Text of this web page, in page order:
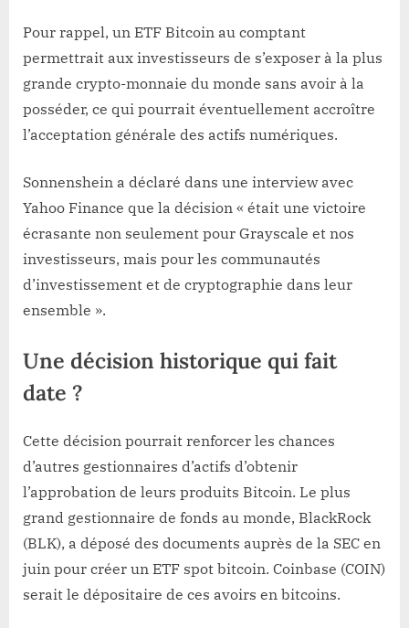
Pour rappel, un ETF Bitcoin au comptant
permettrait aux investisseurs de s’exposer à la plus
grande crypto-monnaie du monde sans avoir à la
posséder, ce qui pourrait éventuellement accroître
l’acceptation générale des actifs numériques.
Sonnenshein a déclaré dans une interview avec
Yahoo Finance que la décision « était une victoire
écrasante non seulement pour Grayscale et nos
investisseurs, mais pour les communautés
d’investissement et de cryptographie dans leur
ensemble ».
Une décision historique qui fait
date ?
Cette décision pourrait renforcer les chances
d’autres gestionnaires d’actifs d’obtenir
l’approbation de leurs produits Bitcoin. Le plus
grand gestionnaire de fonds au monde, BlackRock
(BLK), a déposé des documents auprès de la SEC en
juin pour créer un ETF spot bitcoin. Coinbase (COIN)
serait le dépositaire de ces avoirs en bitcoins.